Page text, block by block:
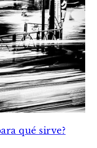
qué sirve?